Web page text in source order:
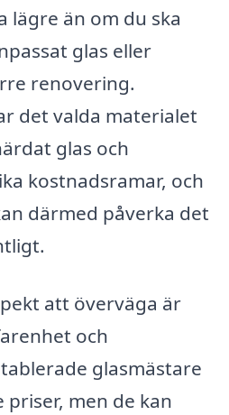
lägre än om du ska
glas eller
renovering.
det valda materialet
glas och
kostnadsramar, och
därmed påverka det
att överväga är
och
glasmästare
men de kan